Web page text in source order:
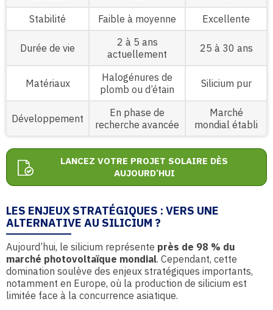
Stabilité
Faible à moyenne Excellente
Durée de vie
2 à 5 ans
actuellement
25 à 30 ans
Matériaux
Halogénures de
plomb ou d’étain
Silicium pur
Développement
En phase de
recherche avancée
Marché
mondial établi
LANCEZ VOTRE PROJET SOLAIRE DÈS
AUJOURD’HUI
LES ENJEUX STRATÉGIQUES : VERS UNE
ALTERNATIVE AU SILICIUM ?
Aujourd’hui, le silicium représente près de 98 % du
marché photovoltaïque mondial. Cependant, cette
domination soulève des enjeux stratégiques importants,
notamment en Europe, où la production de silicium est
limitée face à la concurrence asiatique.